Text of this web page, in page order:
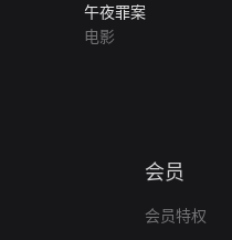
午夜罪案
电影
会员
会员特权